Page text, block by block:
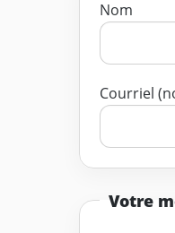
Nom
Courriel
Votre